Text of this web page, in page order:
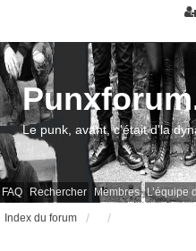
FAQ Rechercher Membres
Le punk, avant, c'était d'la
Index du forum